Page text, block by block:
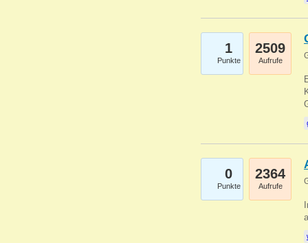
1
Punkte
2509
Aufrufe
0
Punkte
2364
Aufrufe